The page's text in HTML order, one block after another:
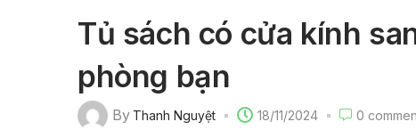
Tủ sách có cửa kính
phòng bạn
By Thanh Nguyệt 18/11/2024 0